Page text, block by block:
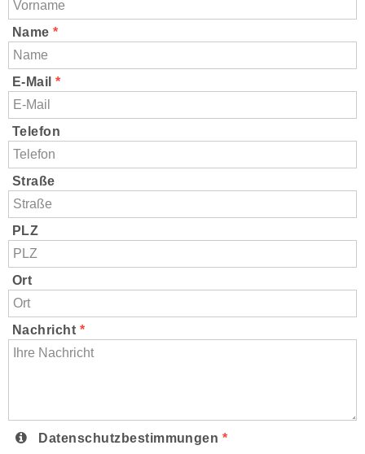
Name*
E-Mail*
Telefon
Straße
PLZ
Ort
Nachricht *
Datenschutzbestimmungen *